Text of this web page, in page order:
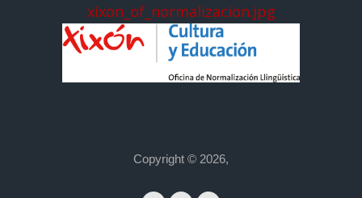
xixon_of_normalizacion.jpg
Copyright © 2026,